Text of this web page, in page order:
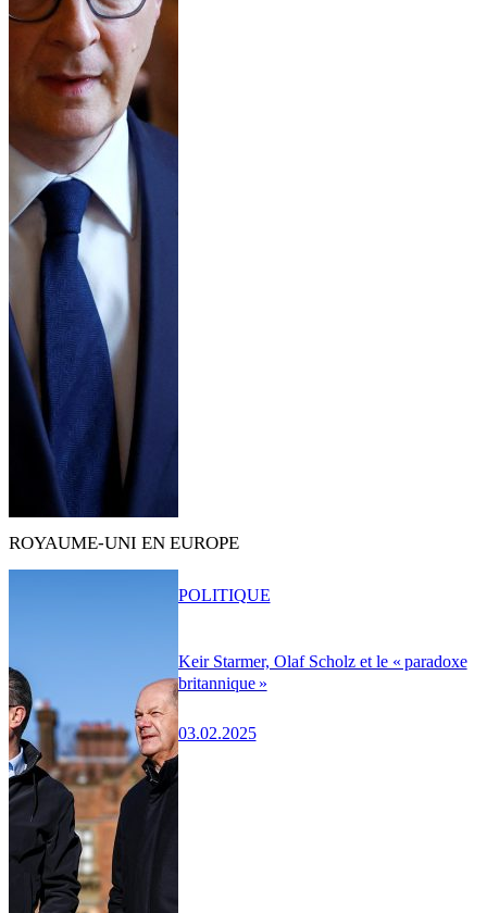
ROYAUME-UNI EN EUROPE
Keir Starmer, Olaf Scholz et le « paradoxe
britannique »
03.02.2025
POLITIQUE